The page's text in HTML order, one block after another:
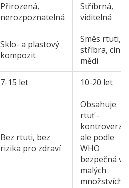
Přirozená,
nerozpoznatelná
Stříbrná,
viditelná
Sklo- a plastový
kompozit
Směs rtuti,
stříbra, cínu,
mědi
7-15 let 10-20 let
Bez rtuti, bez
rizika pro zdraví
Obsahuje
rtuť -
ale podle
WHO
bezpečná v
malých
množstvích